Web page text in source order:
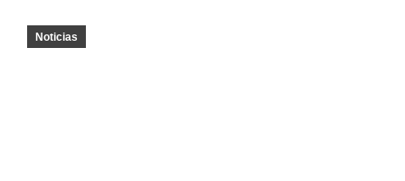
Noticias